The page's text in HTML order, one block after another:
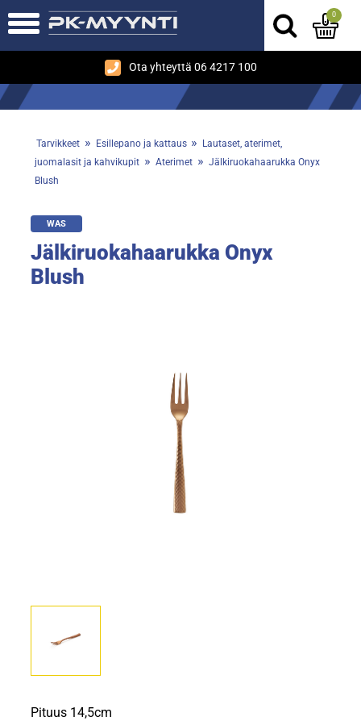
Ota yhteyttä 06 4217 100
0
Tarvikkeet » Esillepano ja kattaus »
Lautaset, aterimet,
juomalasit ja kahvikupit » Aterimet » Jälkiruokahaarukka Onyx
Blush
WAS
Jälkiruokahaarukka Onyx
Blush
Pituus 14,5cm